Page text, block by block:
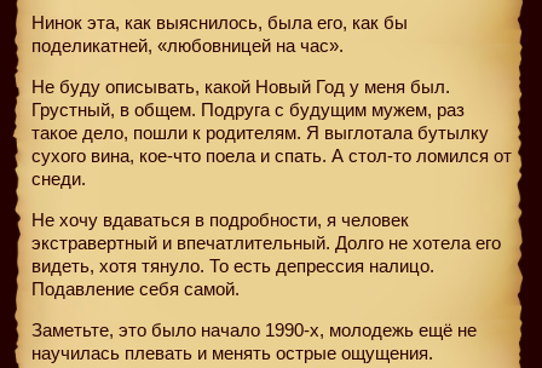
Нинок эта, как выяснилось, была его, как бы
поделикатней, «любовницей на час».
Не буду описывать, какой Новый Год у меня был.
Грустный, в общем. Подруга с будущим мужем, раз
такое дело, пошли к родителям. Я выглотала бутылку
сухого вина, кое-что поела и спать. А стол-то ломился от
снеди.
Не хочу вдаваться в подробности, я человек
экстравертный и впечатлительный. Долго не хотела его
видеть, хотя тянуло. То есть депрессия налицо.
Подавление себя самой.
Заметьте, это было начало 1990-х, молодежь ещё не
научилась плевать и менять острые ощущения.